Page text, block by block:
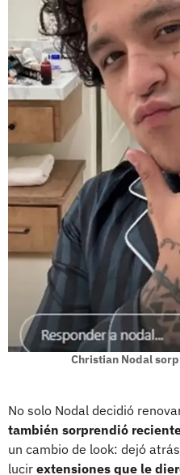
Christian Nodal
No solo Nodal decidió
también sorprendió
un cambio de look: dejó
lucir extensiones que le